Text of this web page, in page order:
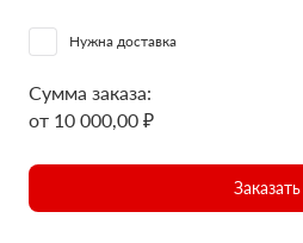
Нужна доставка
Сумма заказа:
от 10 000,00 ₽
Заказать